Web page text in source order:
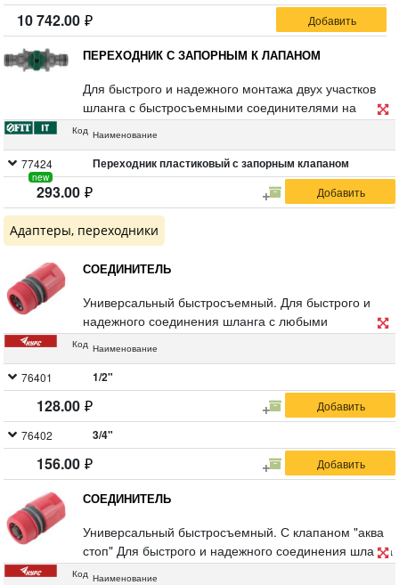
10 742.00
ПЕРЕХОДНИК С ЗАПОРНЫМ К ЛАПАНОМ
Для быстрого и надежного монтажа двух участков
шланга с быстросъемными соединителями на
концах. Запорный клапан для регулировки подачи
Код Наименование
77424
new
Переходник пластиковый с запорным клапаном
293.00
Адаптеры, переходники
СОЕДИНИТЕЛЬ
Универсальный быстросъемный. Для быстрого и
надежного соединения шланга с любыми
элементами и насадками поливочной системы.
Код Наименование
76401 1/2"
128.00
76402 3/4"
156.00
СОЕДИНИТЕЛЬ
Универсальный быстросъемный. С клапаном "аква
стоп" Для быстрого и надежного соединения шланга
с любыми элементами и насадками поливочной
Код Наименование